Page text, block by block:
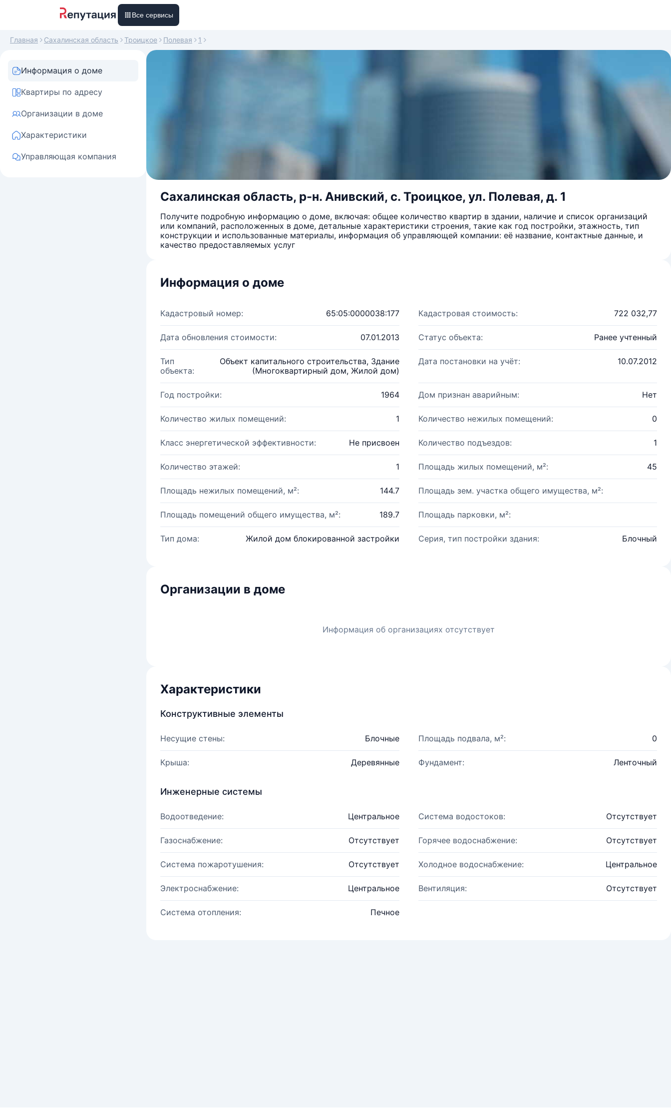
Все сервисы
Главная Сахалинская область Троицкое Полевая 1
Информация о доме
Квартиры по адресу
Организации в доме
Характеристики
Управляющая компания
Сахалинская область, р-н. Анивский, с. Троицкое, ул. Полевая, д. 1
Получите подробную информацию о доме, включая: общее количество квартир в здании, наличие и список организаций
или компаний, расположенных в доме, детальные характеристики строения, такие как год постройки, этажность, тип
конструкции и использованные материалы, информация об управляющей компании: её название, контактные данные, и
качество предоставляемых услуг
Информация о доме
Кадастровый номер: 65:05:0000038:177 Кадастровая стоимость: 722 032,77
Дата обновления стоимости: 07.01.2013 Статус объекта: Ранее учтенный
Тип
объекта:
Объект капитального строительства, Здание
(Многоквартирный дом, Жилой дом)
Дата постановки на учёт: 10.07.2012
Год постройки: 1964 Дом признан аварийным: Нет
Количество жилых помещений: 1 Количество нежилых помещений: 0
Класс энергетической эффективности: Не присвоен Количество подъездов: 1
Количество этажей: 1 Площадь жилых помещений, м²: 45
Площадь нежилых помещений, м²: 144.7 Площадь зем. участка общего имущества, м²:
Площадь помещений общего имущества, м²: 189.7 Площадь парковки, м²:
Тип дома: Жилой дом блокированной застройки Серия, тип постройки здания: Блочный
Организации в доме
Информация об организациях отсутствует
Характеристики
Конструктивные элементы
Несущие стены: Блочные Площадь подвала, м²: 0
Крыша: Деревянные Фундамент: Ленточный
Инженерные системы
Водоотведение: Центральное Система водостоков: Отсутствует
Газоснабжение: Отсутствует Горячее водоснабжение: Отсутствует
Система пожаротушения: Отсутствует Холодное водоснабжение: Центральное
Электроснабжение: Центральное Вентиляция: Отсутствует
Система отопления: Печное